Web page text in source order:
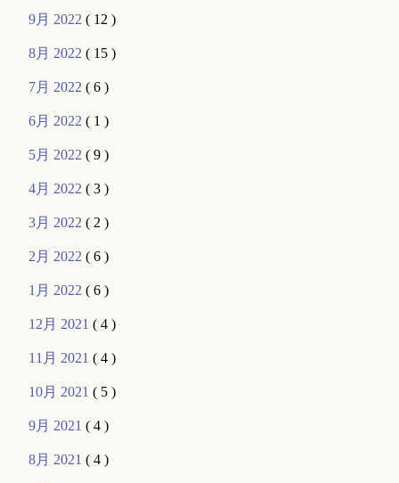
9月 2022( 12 )
8月 2022( 15 )
7月 2022( 6 )
6月 2022( 1 )
5月 2022( 9 )
4月 2022( 3 )
3月 2022( 2 )
2月 2022( 6 )
1月 2022( 6 )
12月 2021( 4 )
11月 2021( 4 )
10月 2021( 5 )
9月 2021( 4 )
8月 2021( 4 )